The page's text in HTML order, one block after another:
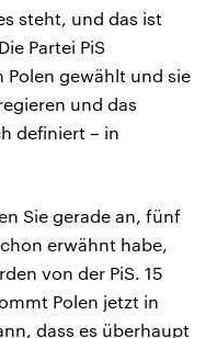
steht, und das ist
Partei PiS
Polen gewählt und sie
und das
definiert – in
Sie gerade an, fünf
erwähnt habe,
von der PiS. 15
Polen jetzt in
dass es überhaupt